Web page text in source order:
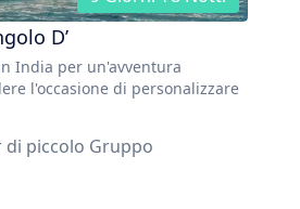
D’
India per un'avventura
l'occasione di personalizzare
di piccolo Gruppo